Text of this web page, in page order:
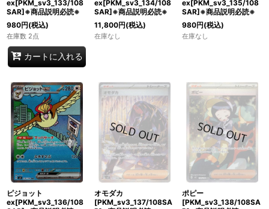
ex[PKM_sv3_133/108
SAR]※商品説明必読※
980円(税込)
在庫数 2点
カートに入れる
ex[PKM_sv3_134/108
SAR]※商品説明必読※
11,800円(税込)
在庫なし
ex[PKM_sv3_135/108
SAR]※商品説明必読※
980円(税込)
在庫なし
ピジョット
ex[PKM_sv3_136/108
オモダカ
[PKM_sv3_137/108SA
ポピー
[PKM_sv3_138/108SA